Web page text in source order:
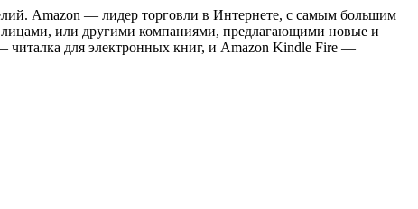
Amazon — лидер торговли в Интернете, с самым большим
или другими компаниями, предлагающими новые и
читалка для электронных книг, и Amazon Kindle Fire —